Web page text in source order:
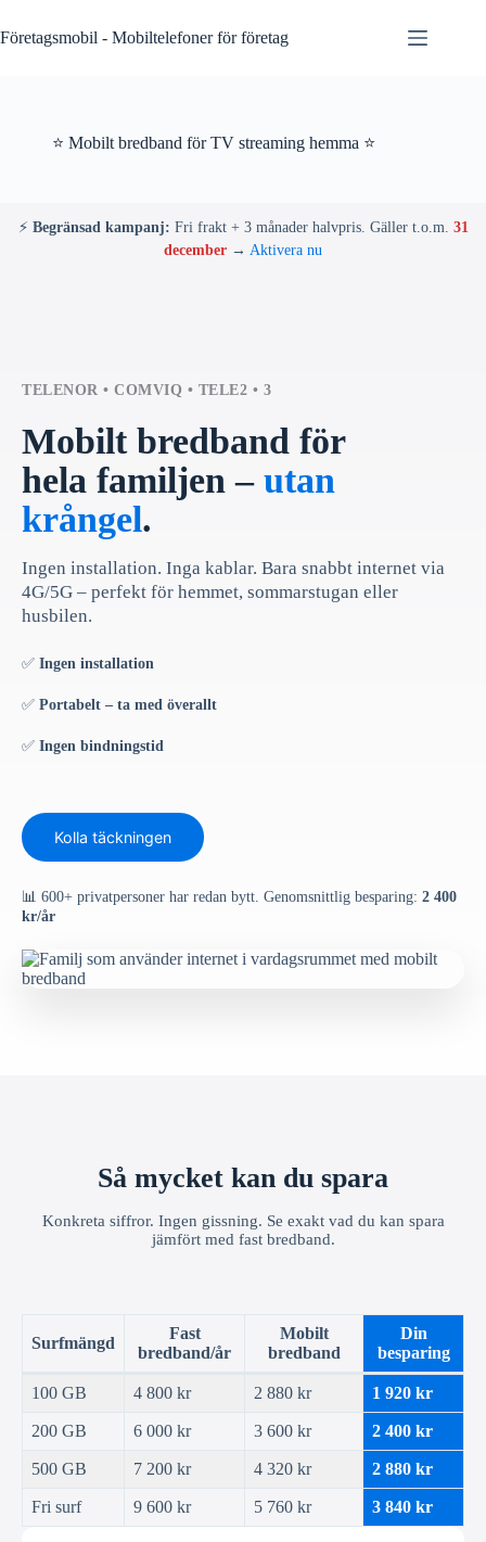
to
content
Företagsmobil - Mobiltelefoner för företag
⭐ Mobilt bredband för TV streaming hemma ⭐
⚡ Begränsad kampanj: Fri frakt + 3 månader halvpris. Gäller t.o.m. 31
december → Aktivera nu
TELENOR • COMVIQ • TELE2 • 3
Mobilt bredband för
hela familjen – utan
krångel.
Ingen installation. Inga kablar. Bara snabbt internet via
4G/5G – perfekt för hemmet, sommarstugan eller
husbilen.
✅ Ingen installation
✅ Portabelt – ta med överallt
✅ Ingen bindningstid
Kolla täckningen
📊 600+ privatpersoner har redan bytt. Genomsnittlig besparing: 2 400
kr/år
Så mycket kan du spara
Konkreta siffror. Ingen gissning. Se exakt vad du kan spara
jämfört med fast bredband.
Surfmängd
Fast
bredband/år
Mobilt
bredband
Din
besparing
100 GB 4 800 kr 2 880 kr 1 920 kr
200 GB 6 000 kr 3 600 kr 2 400 kr
500 GB 7 200 kr 4 320 kr 2 880 kr
Fri surf 9 600 kr 5 760 kr 3 840 kr